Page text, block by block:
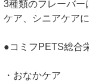
3種類のフレーバー
ケア、シニアケア
●コミフPETS総合
・おなかケア